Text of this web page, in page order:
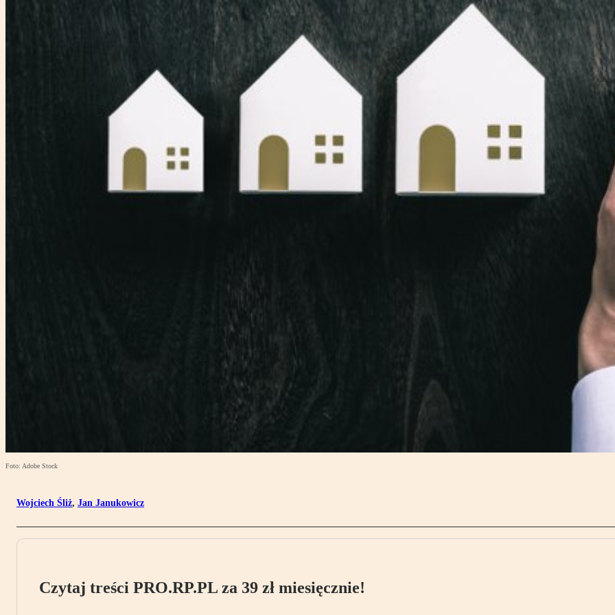
Foto: Adobe Stock
Wojciech Śliż, Jan Janukowicz
Czytaj treści PRO.RP.PL za 39 zł miesięcznie!